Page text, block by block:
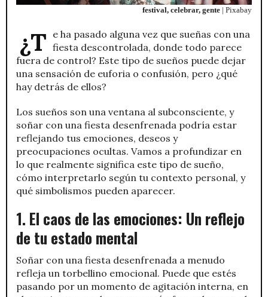
festival, celebrar, gente | Pixabay
¿Te ha pasado alguna vez que sueñas con una fiesta descontrolada, donde todo parece
fuera de control? Este tipo de sueños puede dejar
una sensación de euforia o confusión, pero ¿qué
hay detrás de ellos?
Los sueños son una ventana al subconsciente, y
soñar con una fiesta desenfrenada podría estar
reflejando tus emociones, deseos y
preocupaciones ocultas. Vamos a profundizar en
lo que realmente significa este tipo de sueño,
cómo interpretarlo según tu contexto personal, y
qué simbolismos pueden aparecer.
1. El caos de las emociones: Un reflejo
de tu estado mental
Soñar con una fiesta desenfrenada a menudo
refleja un torbellino emocional. Puede que estés
pasando por un momento de agitación interna, en